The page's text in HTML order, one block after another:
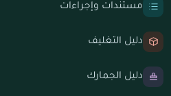
مستندات وإجراءات
دليل التغليف
دليل الجمارك